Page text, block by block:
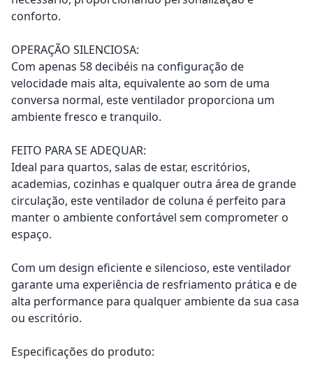
conforto.
OPERAÇÃO SILENCIOSA:
Com apenas 58 decibéis na configuração de
velocidade mais alta, equivalente ao som de uma
conversa normal, este ventilador proporciona um
ambiente fresco e tranquilo.
FEITO PARA SE ADEQUAR:
Ideal para quartos, salas de estar, escritórios,
academias, cozinhas e qualquer outra área de grande
circulação, este ventilador de coluna é perfeito para
manter o ambiente confortável sem comprometer o
espaço.
Com um design eficiente e silencioso, este ventilador
garante uma experiência de resfriamento prática e de
alta performance para qualquer ambiente da sua casa
ou escritório.
Especificações do produto: